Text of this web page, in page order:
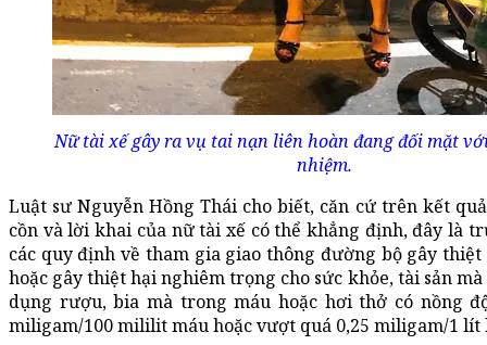
Nữ tài xế gây ra vụ tai nạn liên hoàn đang đối mặt
nhiệm.
Luật sư Nguyễn Hồng Thái cho biết, căn cứ trên kết
cồn và lời khai của nữ tài xế có thể khẳng định, đây là
các quy định về tham gia giao thông đường bộ gây
hoặc gây thiệt hại nghiêm trọng cho sức khỏe, tài sản
dụng rượu, bia mà trong máu hoặc hơi thở có nồng
miligam/100 mililit máu hoặc vượt quá 0,25 miligam/1 lít